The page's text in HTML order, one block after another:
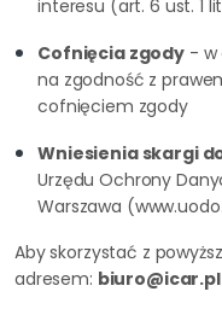
interesu (art. 6 ust. 1
Cofnięcia zgody - w
na zgodność z
cofnięciem zgody
Wniesienia skargi
Urzędu Ochrony
Warszawa
Aby skorzystać z
adresem: biuro@icar.pl